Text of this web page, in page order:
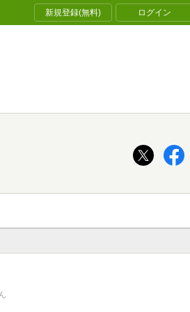
新規登録(無料) ログイン